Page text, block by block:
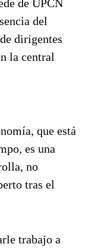
de UPCN
del
dirigentes
la central
que está
es una
no
tras el
trabajo a